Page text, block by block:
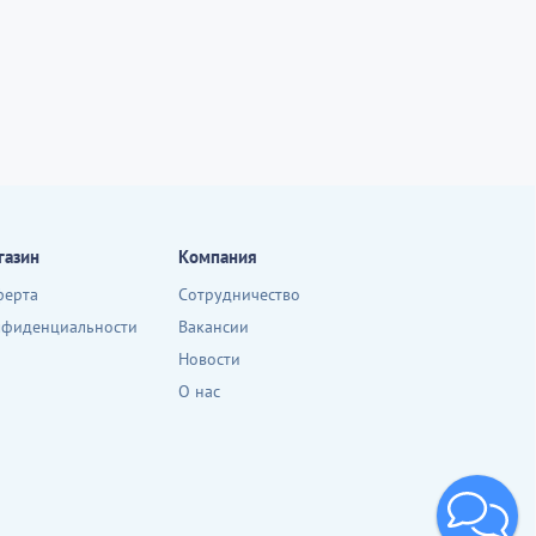
Компания
Сотрудничество
Вакансии
Новости
О нас